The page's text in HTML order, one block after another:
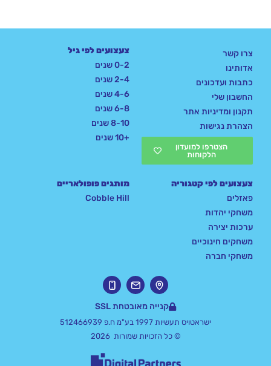
צרו קשר
אדותינו
כתבות ועדכונים
החשבון שלי
תקנון ומדיניות אתר
הצהרת נגישות
הצטרפו למועדון
הלקוחות
צעצועים לפי גיל
0-2 שנים
2-4 שנים
4-6 שנים
6-8 שנים
8-10 שנים
+10 שנים
צעצועים לפי קטגוריה
פאזלים
משחקי יהדות
ערכות יצירה
משחקים חינוכיים
משחקי חברה
מותגים פופולאריים
Cobble Hill
קנייה מאובטחת SSL
ישראטויס תעשיות 1997 בע"מ ח.פ 512466939
© כל הזכויות שמורות 2026